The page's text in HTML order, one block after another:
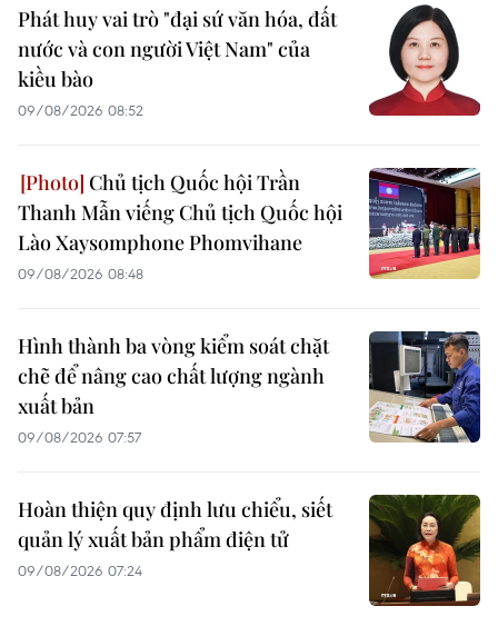
Phát huy vai trò "đại sứ văn hóa, đất
nước và con người Việt Nam" của
kiều bào
09/08/2026 08:52
Chủ tịch Quốc hội Trần
Thanh Mẫn viếng Chủ tịch Quốc hội
Lào Xaysomphone Phomvihane
09/08/2026 08:48
Hình thành ba vòng kiểm soát chặt
chẽ để nâng cao chất lượng ngành
xuất bản
09/08/2026 07:57
Hoàn thiện quy định lưu chiểu, siết
quản lý xuất bản phẩm điện tử
09/08/2026 07:24